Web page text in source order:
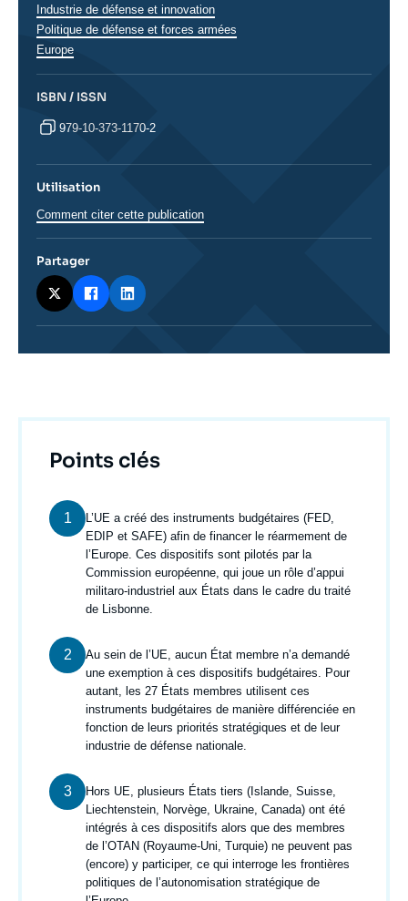
Titre
Points clés
1
Texte
courant
L’UE a créé des instruments budgétaires (FED,
EDIP et SAFE) afin de financer le réarmement de
l’Europe. Ces dispositifs sont pilotés par la
Commission européenne, qui joue un rôle d’appui
militaro-industriel aux États dans le cadre du traité
de Lisbonne.
2
Texte
courant
Au sein de l’UE, aucun État membre n’a demandé
une exemption à ces dispositifs budgétaires. Pour
autant, les 27 États membres utilisent ces
instruments budgétaires de manière différenciée en
fonction de leurs priorités stratégiques et de leur
industrie de défense nationale.
3
Texte
courant
Hors UE, plusieurs États tiers (Islande, Suisse,
Liechtenstein, Norvège, Ukraine, Canada) ont été
intégrés à ces dispositifs alors que des membres
de l’OTAN (Royaume-Uni, Turquie) ne peuvent pas
(encore) y participer, ce qui interroge les frontières
politiques de l’autonomisation stratégique de
Industrie de défense et innovation
Politique de défense et forces armées
Régions
Europe
ISBN / ISSN
979-10-373-1170-2
Utilisation
Comment citer cette publication
Partager